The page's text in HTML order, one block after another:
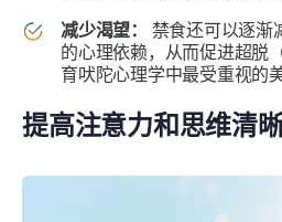
减少渴望：
禁食还可以逐渐
的心理依赖，从而促进超
育吠陀心理学中最受重视的美
提高注意力和思维清